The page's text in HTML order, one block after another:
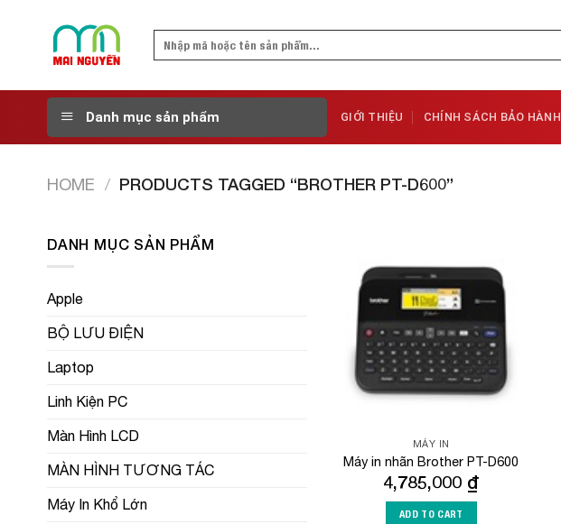
Search
Danh mục sản phẩm GIỚI THIỆU CHÍNH SÁCH BẢO HÀNH
HOME / PRODUCTS TAGGED “BROTHER PT-D600”
DANH MỤC SẢN PHẨM
Apple
BỘ LƯU ĐIỆN
Laptop
Linh Kiện PC
Màn Hình LCD
MÀN HÌNH TƯƠNG TÁC
Máy In Khổ Lớn
Add to
Wishlist
MÁY IN
Máy in nhãn Brother PT-D600
4,785,000 ₫
ADD TO CART